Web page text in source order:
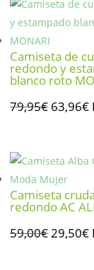
Camiseta de
redondo y
blanco roto
79,95€ El
era:
79,95€.
63,96€
Camiseta
redondo AC
59,00€ El
29,50€